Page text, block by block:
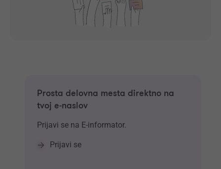
Prosta delovna mesta direktno na
tvoj e-naslov
Prijavi se na E-informator.
Prijavi se